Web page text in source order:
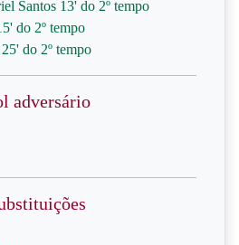
Santos 13' do 2º tempo
do 2º tempo
do 2º tempo
adversário